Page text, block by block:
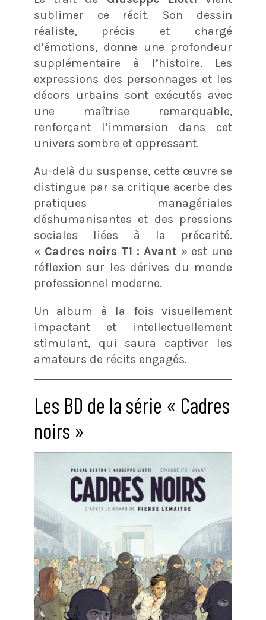
sublimer ce récit. Son dessin
réaliste, précis et chargé
d’émotions, donne une profondeur
supplémentaire à l’histoire. Les
expressions des personnages et les
décors urbains sont exécutés avec
une maîtrise remarquable,
renforçant l’immersion dans cet
univers sombre et oppressant.
Au-delà du suspense, cette œuvre se
distingue par sa critique acerbe des
pratiques managériales
déshumanisantes et des pressions
sociales liées à la précarité.
« Cadres noirs T1 : Avant» est une
réflexion sur les dérives du monde
professionnel moderne.
Un album à la fois visuellement
impactant et intellectuellement
stimulant, qui saura captiver les
amateurs de récits engagés.
Les BD de la série « Cadres
noirs »